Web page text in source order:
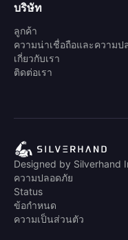
บริษัท
ลูกค้า
ความน่าเชื่อถือและความป
เกี่ยวกับเรา
ติดต่อเรา
Designed by Silverhand
ความปลอดภัย
Status
ข้อกำหนด
ความเป็นส่วนตัว